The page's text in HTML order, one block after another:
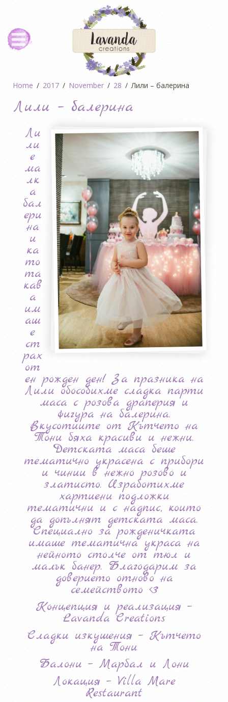
Home 2017 November 28 Лили – балерина
Лили – балерина
Ли
ли
е
ма
лк
а
бал
ери
на
и
ка
то
та
кав
а
им
аш
е
ст
рах
от
ен рожден ден! За празника на
Лили обособихме сладка парти
маса с розова драперия и
фигура на балерина.
Вкусотиите от Кътчето на
Тони бяха красиви и нежни.
Детската маса беше
тематично украсена с прибори
и чинии в нежно розово и
златисто. Изработихме
хартиени подложки
тематични и с надпис, които
да допълнят детската маса.
Специално за рожденичката
имаше тематична украса на
нейното столче от тюл и
малък банер. Благодарим за
доверието отново на
семейството <3
Концепция и реализация –
Lavanda Creations
Сладки изкушения – Кътчето
на Тони
Балони – Марбал и Лони
Локация – Villa Mare
Restaurant